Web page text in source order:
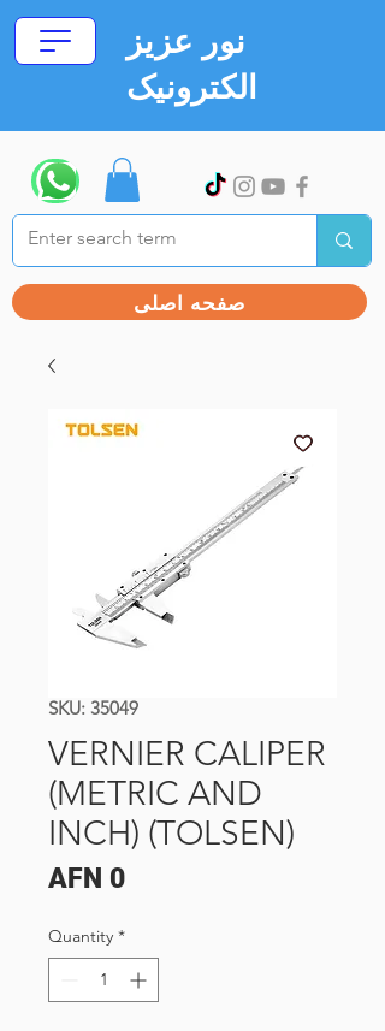
نور عزیز
الکترونیک
صفحه اصلی
SKU: 35049
VERNIER CALIPER
(METRIC AND
INCH) (TOLSEN)
AFN 0Price
Quantity *